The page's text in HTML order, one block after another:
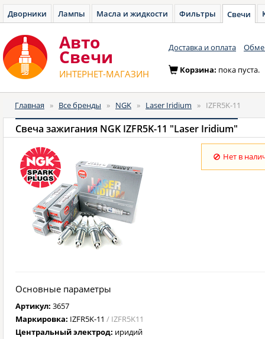
Дворники Лампы Масла и жидкости Фильтры Свечи
Авто
Cвечи
ИНТЕРНЕТ-МАГАЗИН
Доставка и оплата
Корзина: пока пуста.
Главная » Все бренды » NGK » Laser Iridium » IZFR5K-11
Свеча зажигания NGK IZFR5K-11 "Laser Iridium"
Нет в
Основные параметры
Артикул: 3657
Маркировка: IZFR5K-11 / IZFR5K11
Центральный электрод: иридий